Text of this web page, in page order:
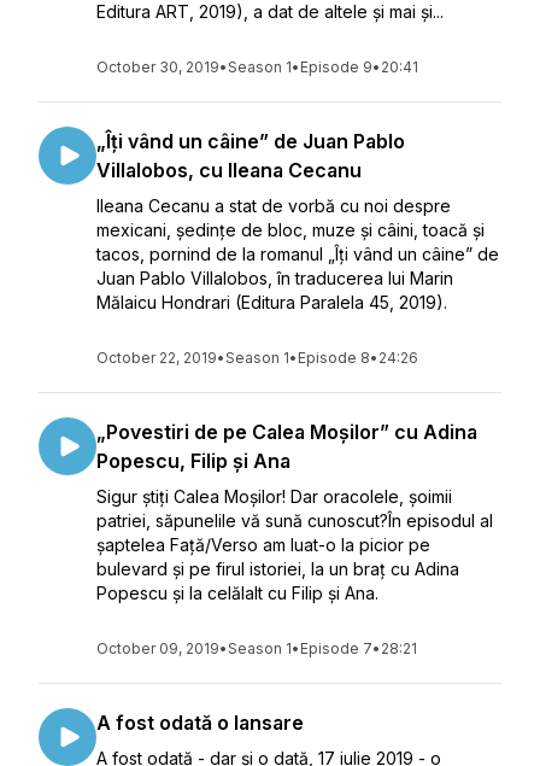
Editura ART, 2019), a dat de altele și mai și...
October 30, 2019•Season 1• Episode 9• 20:41
„Îți vând un câine” de Juan Pablo
Villalobos, cu Ileana Cecanu
Ileana Cecanu a stat de vorbă cu noi despre
mexicani, ședințe de bloc, muze și câini, toacă și
tacos, pornind de la romanul „Îți vând un câine” de
Juan Pablo Villalobos, în traducerea lui Marin
Mălaicu Hondrari (Editura Paralela 45, 2019).
October 22, 2019•Season 1• Episode 8• 24:26
„Povestiri de pe Calea Moșilor” cu Adina
Popescu, Filip și Ana
Sigur știți Calea Moșilor! Dar oracolele, șoimii
patriei, săpunelile vă sună cunoscut?În episodul al
șaptelea Față/Verso am luat-o la picior pe
bulevard și pe firul istoriei, la un braț cu Adina
Popescu și la celălalt cu Filip și Ana.
October 09, 2019•Season 1• Episode 7• 28:21
A fost odată o lansare
A fost odată - dar și o dată, 17 iulie 2019 - o